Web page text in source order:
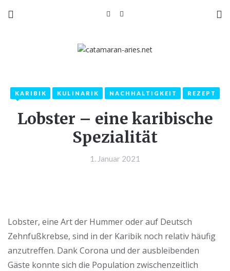
KARIBIK KULINARIK NACHHALTIGKEIT REZEPT
Lobster – eine karibische
Spezialität
1. Januar 2021
Lobster, eine Art der Hummer oder auf Deutsch
Zehnfußkrebse, sind in der Karibik noch relativ häufig
anzutreffen. Dank Corona und der ausbleibenden
Gäste konnte sich die Population zwischenzeitlich